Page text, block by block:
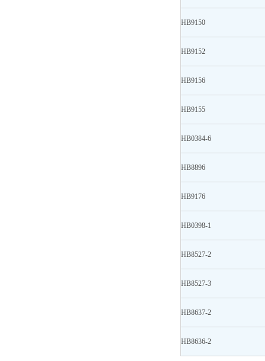
HB9150
HB9152
HB9156
HB9155
HB0384-6
HB8896
HB9176
HB0398-1
HB8527-2
HB8527-3
HB8637-2
HB8636-2